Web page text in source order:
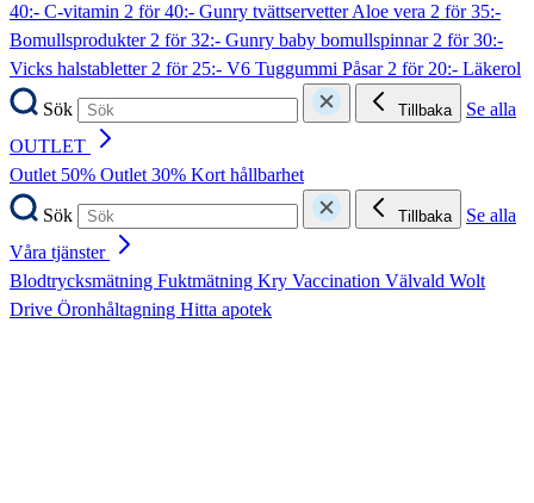
40:- C-vitamin 2 för 40:- Gunry tvättservetter Aloe vera 2 för 35:-
Bomullsprodukter2 för 32:- Gunry baby bomullspinnar2 för 30:-
Vicks halstabletter2 för 25:- V6 Tuggummi Påsar2 för 20:- Läkerol
Sök
Tillbaka
Se alla
OUTLET
Outlet 50% Outlet 30% Kort hållbarhet
Sök
Tillbaka
Se alla
Våra tjänster
Blodtrycksmätning Fuktmätning Kry Vaccination Välvald Wolt
Drive Öronhåltagning Hitta apotek